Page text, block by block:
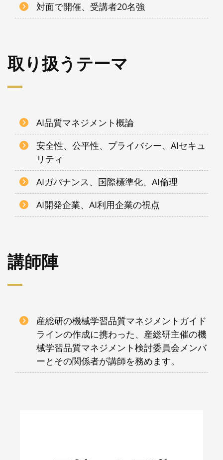
対面で開催、受講者20名強
取り扱うテーマ
AI品質マネジメント概論
安全性、公平性、プライバシー、AIセキュ
リティ
AIガバナンス、国際標準化、AI倫理
AI開発企業、AI利用企業の視点
講師陣
産総研の機械学習品質マネジメントガイド
ラインの作成に携わった、産総研主催の機
械学習品質マネジメント検討委員会メンバ
ーとその関係者が講師を務めます。